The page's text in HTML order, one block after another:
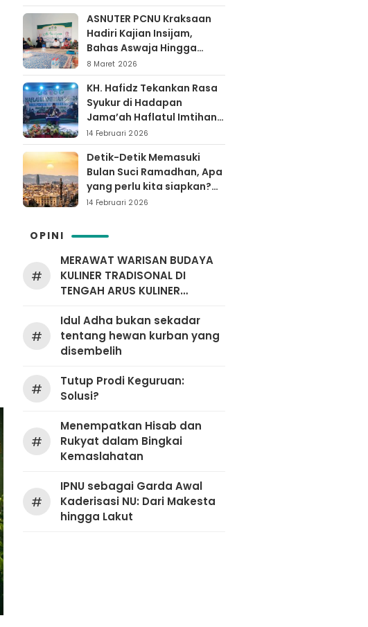
ASNUTER PCNU Kraksaan
Hadiri Kajian Insijam,
Bahas Aswaja Hingga
Dinamika Timur Tengah
8 Maret 2026
KH. Hafidz Tekankan Rasa
Syukur di Hadapan
Jama’ah Haflatul Imtihan
Arrozaq Bucor
Probolinggo
14 Februari 2026
Detik-Detik Memasuki
Bulan Suci Ramadhan, Apa
yang perlu kita siapkan?
Yuk simak…
14 Februari 2026
OPINI
#
MERAWAT WARISAN BUDAYA
KULINER TRADISONAL DI
TENGAH ARUS KULINER
#
Idul Adha bukan sekadar
tentang hewan kurban yang
disembelih
#
Tutup Prodi Keguruan:
Solusi?
#
Menempatkan Hisab dan
Rukyat dalam Bingkai
Kemaslahatan
#
IPNU sebagai Garda Awal
Kaderisasi NU: Dari Makesta
hingga Lakut